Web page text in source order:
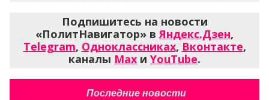
Подпишитесь на новости
«ПолитНавигатор» вЯндекс.Дзен,
Telegram, Одноклассниках, Вконтакте,
каналы Max и YouTube.
Последние новости